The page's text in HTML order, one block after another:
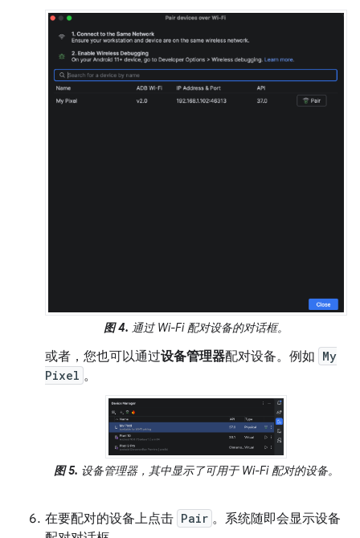
图 4. 通过 Wi-Fi 配对设备的对话框。
或者，您也可以通过设备管理器配对设备。例如 My
Pixel 。
图 5. 设备管理器，其中显示了可用于 Wi-Fi 配对的设备。
在要配对的设备上点击 Pair 。系统随即会显示设备